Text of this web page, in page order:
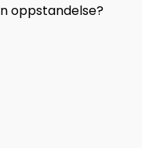
oppstandelse?